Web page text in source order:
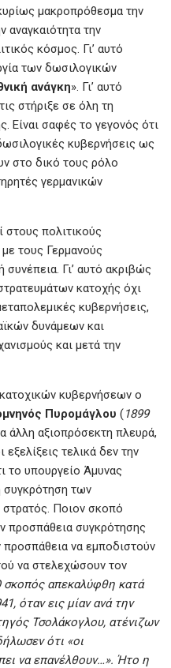
μακροπρόθεσμα την
αναγκαιότητα την
κόσμος. Γι’ αυτό
των δωσιλογικών
ανάγκη». Γι’ αυτό
τις στήριξε σε όλη τη
Είναι σαφές το γεγονός ότι
κυβερνήσεις ως
στο δικό τους ρόλο
γερμανικών
στους πολιτικούς
τους Γερμανούς
συνέπεια. Γι’ αυτό ακριβώς
κατοχής όχι
κυβερνήσεις,
δυνάμεων και
και μετά την
κυβερνήσεων ο
Πυρομάγλου (1899
άλλη αξιοπρόσεκτη πλευρά,
εξελίξεις τελικά δεν την
το υπουργείο Άμυνας
συγκρότηση των
στρατός. Ποιον σκοπό
προσπάθεια συγκρότησης
να εμποδιστούν
να στελεχώσουν τον
σκοπός απεκαλύφθη κατά
όταν εις μίαν ανά την
Τσολάκογλου, ατένιζων
ότι «οι
να επανέλθουν…». Ήτο η